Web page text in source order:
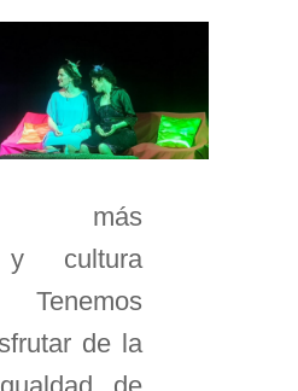
más
y cultura
de la